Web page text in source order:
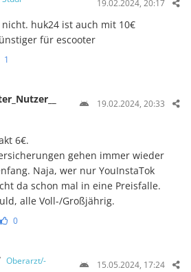
19.02.2024, 20:17
huk24 ist auch mit 10€
für escooter
1
19.02.2024, 20:33
6€.
gehen immer wieder
Naja, wer nur YouInstaTok
da schon mal in eine Preisfalle.
alle Voll-/Großjährig.
0
Oberarzt/-
15.05.2024, 17:24